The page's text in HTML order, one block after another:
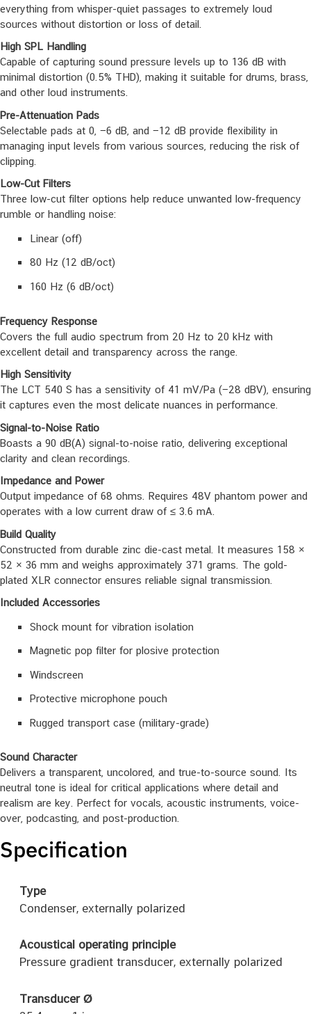
everything from whisper-quiet passages to extremely loud
sources without distortion or loss of detail.
High SPL Handling
Capable of capturing sound pressure levels up to 136 dB with
minimal distortion (0.5% THD), making it suitable for drums, brass,
and other loud instruments.
Pre-Attenuation Pads
Selectable pads at 0, −6 dB, and −12 dB provide flexibility in
managing input levels from various sources, reducing the risk of
clipping.
Low-Cut Filters
Three low-cut filter options help reduce unwanted low-frequency
rumble or handling noise:
Linear (off)
80 Hz (12 dB/oct)
160 Hz (6 dB/oct)
Frequency Response
Covers the full audio spectrum from 20 Hz to 20 kHz with
excellent detail and transparency across the range.
High Sensitivity
The LCT 540 S has a sensitivity of 41 mV/Pa (−28 dBV), ensuring
it captures even the most delicate nuances in performance.
Signal-to-Noise Ratio
Boasts a 90 dB(A) signal-to-noise ratio, delivering exceptional
clarity and clean recordings.
Impedance and Power
Output impedance of 68 ohms. Requires 48V phantom power and
operates with a low current draw of ≤ 3.6 mA.
Build Quality
Constructed from durable zinc die-cast metal. It measures 158 ×
52 × 36 mm and weighs approximately 371 grams. The gold-
plated XLR connector ensures reliable signal transmission.
Included Accessories
Shock mount for vibration isolation
Magnetic pop filter for plosive protection
Windscreen
Protective microphone pouch
Rugged transport case (military-grade)
Sound Character
Delivers a transparent, uncolored, and true-to-source sound. Its
neutral tone is ideal for critical applications where detail and
realism are key. Perfect for vocals, acoustic instruments, voice-
over, podcasting, and post-production.
Specification
Type
Condenser, externally polarized
Acoustical operating principle
Pressure gradient transducer, externally polarized
Transducer Ø